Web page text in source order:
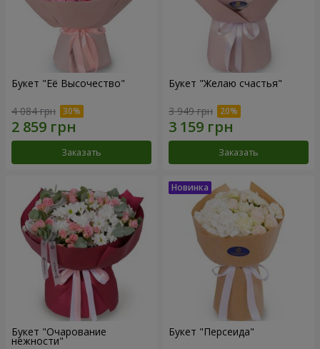
Букет "Её Высочество"
4 084 грн
Заказать
Букет "Желаю счастья"
3 949 грн
Заказать
Букет "Очарование
нежности"
Букет "Персеида"